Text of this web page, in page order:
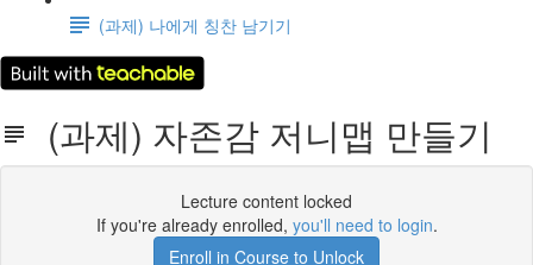
(과제) 나에게 칭찬 남기기
(과제) 자존감 저니맵 만들기
Lecture content locked
If you're already enrolled, you'll need to login.
Enroll in Course to Unlock